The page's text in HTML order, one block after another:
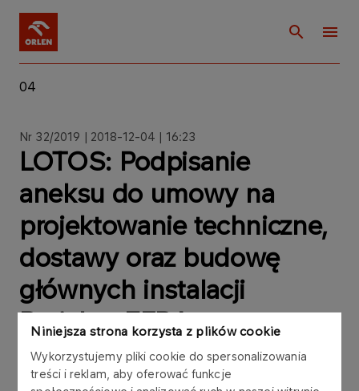
Niniejsza strona korzysta z plików cookie
Wykorzystujemy pliki cookie do spersonalizowania
treści i reklam, aby oferować funkcje
04
Nr 32/2019 | 2018-12-04 | 16:23
LOTOS: Podpisanie
aneksu do umowy na
projektowanie techniczne,
dostawy oraz budowę
głównych instalacji
Projektu EFRA